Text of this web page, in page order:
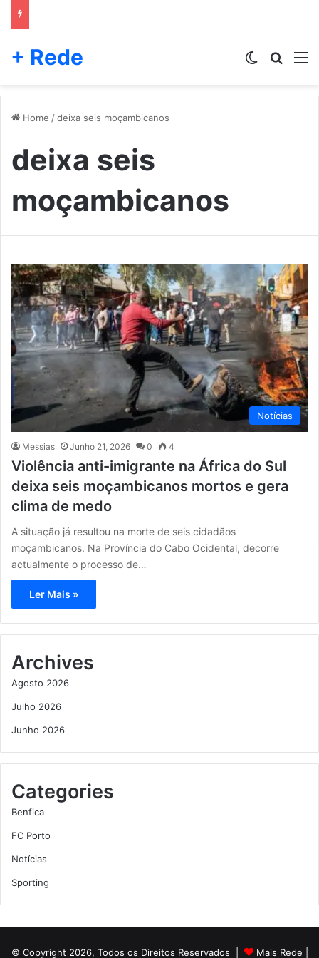
+ Rede Switch skin
Home /deixa seis moçambicanos
deixa seis
moçambicanos
Notícias
Messias Junho 21, 2026 0 4
Violência anti-imigrante na África do Sul
deixa seis moçambicanos mortos e gera
clima de medo
A situação já resultou na morte de seis cidadãos
moçambicanos. Na Província do Cabo Ocidental, decorre
actualmente o processo de…
Ler Mais »
Archives
Agosto 2026
Julho 2026
Junho 2026
Categories
Benfica
FC Porto
Notícias
Sporting
© Copyright 2026, Todos os Direitos Reservados | Mais Rede